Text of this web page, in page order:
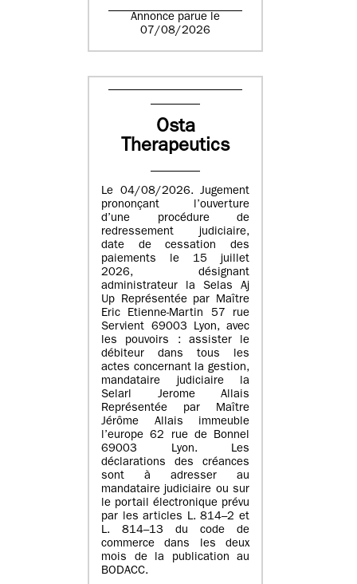
Annonce parue le
07/08/2026
Osta
Therapeutics
Le 04/08/2026. Jugement
prononçant l’ouverture
d’une procédure de
redressement judiciaire,
date de cessation des
paiements le 15 juillet
2026, désignant
administrateur la Selas Aj
Up Représentée par Maître
Eric Etienne-Martin 57 rue
Servient 69003 Lyon, avec
les pouvoirs : assister le
débiteur dans tous les
actes concernant la gestion,
mandataire judiciaire la
Selarl Jerome Allais
Représentée par Maître
Jérôme Allais immeuble
l’europe 62 rue de Bonnel
69003 Lyon. Les
déclarations des créances
sont à adresser au
mandataire judiciaire ou sur
le portail électronique prévu
par les articles L. 814–2 et
L. 814–13 du code de
commerce dans les deux
mois de la publication au
BODACC.